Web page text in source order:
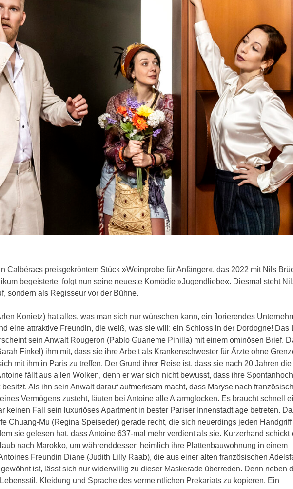
Calbéracs preisgekröntem Stück »Weinprobe für Anfänger«, das 2022 mit Nils
begeisterte, folgt nun seine neueste Komödie »Jugendliebe«. Diesmal steht
sondern als Regisseur vor der Bühne.
Konietz) hat alles, was man sich nur wünschen kann, ein florierendes
eine attraktive Freundin, die weiß, was sie will: ein Schloss in der Dordogne! Das
sein Anwalt Rougeron (Pablo Guaneme Pinilla) mit einem ominösen Brief.
Finkel) ihm mit, dass sie ihre Arbeit als Krankenschwester für Ärzte ohne
mit ihm in Paris zu treffen. Der Grund ihrer Reise ist, dass sie nach 20 Jahren die
fällt aus allen Wolken, denn er war sich nicht bewusst, dass ihre
Als ihn sein Anwalt darauf aufmerksam macht, dass Maryse nach
Vermögens zusteht, läuten bei Antoine alle Alarmglocken. Es braucht schnell
keinen Fall sein luxuriöses Apartment in bester Pariser Innenstadtlage betreten.
Chuang-Mu (Regina Speiseder) gerade recht, die sich neuerdings jeden Handgriff
sie gelesen hat, dass Antoine 637-mal mehr verdient als sie. Kurzerhand schickt
nach Marokko, um währenddessen heimlich ihre Plattenbauwohnung in einem
Freundin Diane (Judith Lilly Raab), die aus einer alten französischen
ist, lässt sich nur widerwillig zu dieser Maskerade überreden. Denn neben
Kleidung und Sprache des vermeintlichen Prekariats zu kopieren. Ein